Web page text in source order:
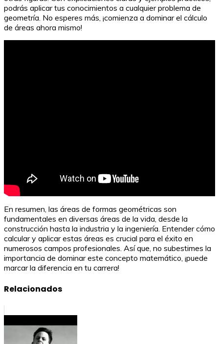
podrás aplicar tus conocimientos a cualquier problema de
geometría. No esperes más, ¡comienza a dominar el cálculo
de áreas ahora mismo!
En resumen, las áreas de formas geométricas son
fundamentales en diversas áreas de la vida, desde la
construcción hasta la industria y la ingeniería. Entender cómo
calcular y aplicar estas áreas es crucial para el éxito en
numerosos campos profesionales. Así que, no subestimes la
importancia de dominar este concepto matemático, ¡puede
marcar la diferencia en tu carrera!
Relacionados